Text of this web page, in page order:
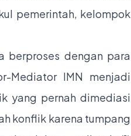
pemerintah, kelompok
berproses dengan para
Mediator IMN menjadi
yang pernah dimediasi
konflik karena tumpang